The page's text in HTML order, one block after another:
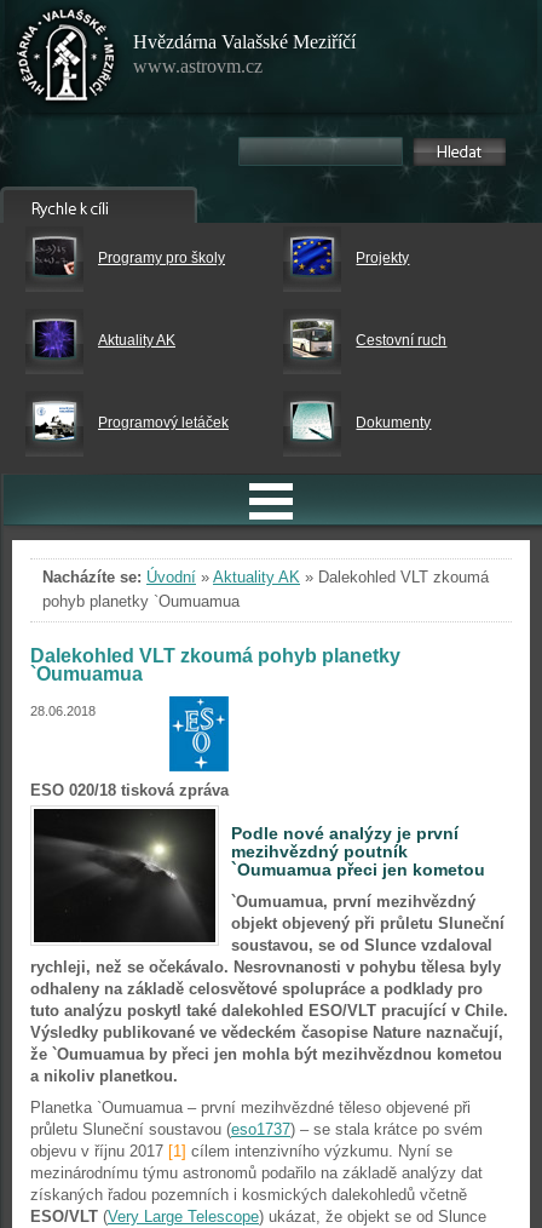
Hvězdárna Valašské Meziříčí
www.astrovm.cz
Programy pro školy Projekty
Aktuality AK Cestovní ruch
Programový letáček Dokumenty
Nacházíte se: Úvodní » Aktuality AK » Dalekohled VLT zkoumá
pohyb planetky `Oumuamua
Dalekohled VLT zkoumá pohyb planetky
`Oumuamua
28.06.2018
ESO 020/18 tisková zpráva
Podle nové analýzy je první
mezihvězdný poutník
`Oumuamua přeci jen kometou
`Oumuamua, první mezihvězdný
objekt objevený při průletu Sluneční
soustavou, se od Slunce vzdaloval
rychleji, než se očekávalo. Nesrovnanosti v pohybu tělesa byly
odhaleny na základě celosvětové spolupráce a podklady pro
tuto analýzu poskytl také dalekohled ESO/VLT pracující v Chile.
Výsledky publikované ve vědeckém časopise Nature naznačují,
že `Oumuamua by přeci jen mohla být mezihvězdnou kometou
a nikoliv planetkou.
Planetka `Oumuamua – první mezihvězdné těleso objevené při
průletu Sluneční soustavou (eso1737) – se stala krátce po svém
objevu v říjnu 2017 [1] cílem intenzivního výzkumu. Nyní se
mezinárodnímu týmu astronomů podařilo na základě analýzy dat
získaných řadou pozemních i kosmických dalekohledů včetně
ESO/VLT (Very Large Telescope) ukázat, že objekt se od Slunce